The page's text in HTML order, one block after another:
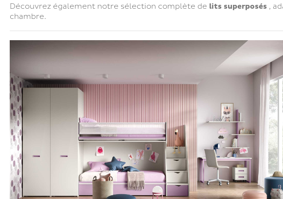
Découvrez également notre sélection complète de lits superposés ,
chambre.